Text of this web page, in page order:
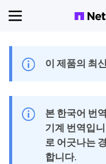
이 제품의 최
본 한국어 번
기계 번역입
로 어긋나는
합니다.